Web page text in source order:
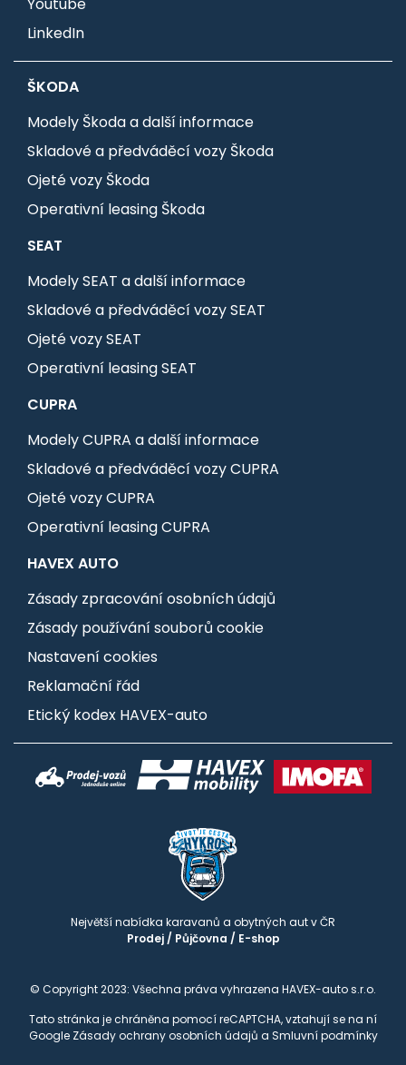
Youtube
LinkedIn
ŠKODA
Modely Škoda a další informace
Skladové a předváděcí vozy Škoda
Ojeté vozy Škoda
Operativní leasing Škoda
SEAT
Modely SEAT a další informace
Skladové a předváděcí vozy SEAT
Ojeté vozy SEAT
Operativní leasing SEAT
CUPRA
Modely CUPRA a další informace
Skladové a předváděcí vozy CUPRA
Ojeté vozy CUPRA
Operativní leasing CUPRA
HAVEX AUTO
Zásady zpracování osobních údajů
Zásady používání souborů cookie
Nastavení cookies
Reklamační řád
Etický kodex HAVEX-auto
Největší nabídka karavanů a obytných aut v ČR
Prodej/ Půjčovna / E-shop
© Copyright 2023: Všechna práva vyhrazena HAVEX-auto s.r.o.
Tato stránka je chráněna pomocí reCAPTCHA, vztahují se na ní
Google Zásady ochrany osobních údajů a Smluvní podmínky